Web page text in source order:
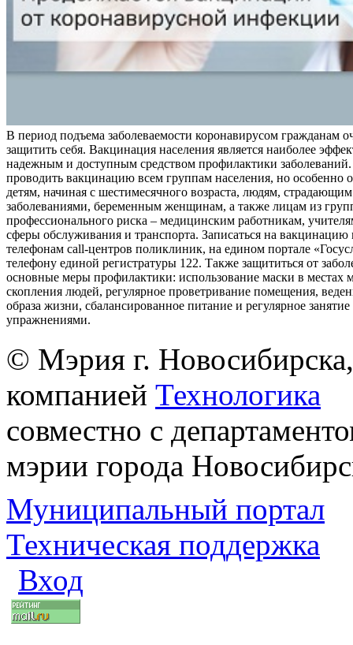
В период подъема заболеваемости коронавирусом гражданам
защитить себя. Вакцинация населения является наиболее
надежным и доступным средством профилактики заболеваний.
проводить вакцинацию всем группам населения, но особенно
детям, начиная с шестимесячного возраста, людям,
заболеваниями, беременным женщинам, а также лицам из
профессионального риска – медицинским работникам,
сферы обслуживания и транспорта. Записаться на
телефонам call-центров поликлиник, на едином портале
телефону единой регистратуры 122. Также защититься от
основные меры профилактики: использование маски в местах
скопления людей, регулярное проветривание помещения,
образа жизни, сбалансированное питание и регулярное
упражнениями.
© Мэрия г.
компанией Технологика
совместно с
мэрии города
Муниципальный портал
Техническая поддержка
Вход